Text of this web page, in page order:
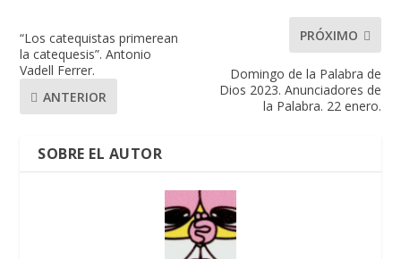
“Los catequistas primerean
la catequesis”. Antonio
Vadell Ferrer.
ANTERIOR
PRÓXIMO
Domingo de la Palabra de
Dios 2023. Anunciadores de
la Palabra. 22 enero.
SOBRE EL AUTOR